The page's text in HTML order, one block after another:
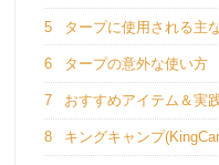
5 タープに使用される主
6 タープの意外な使い方
7 おすすめアイテム＆実
8 キングキャンプ